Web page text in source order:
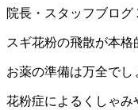
院長・スタッフブログ
スギ花粉の飛散が本
お薬の準備は万全でし
花粉症によるくしゃみ